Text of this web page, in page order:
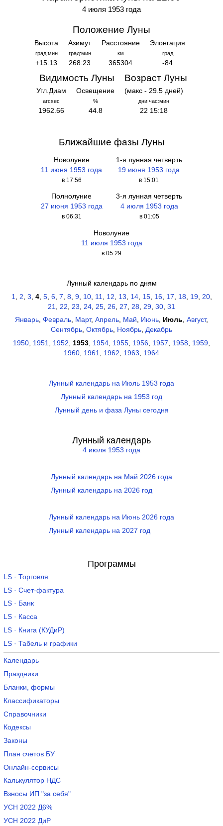
4 июля 1953 года
Положение Луны
Высота
град:мин
+15:13
Азимут
град:мин
268:23
Расстояние
км
365304
Элонгация
град
-84
Видимость Луны
Угл.Диам
arcsec
1962.66
Освещение
%
44.8
Возраст Луны
(макс - 29.5 дней)
дни час:мин
22 15:18
Ближайшие фазы Луны
Новолуние
11 июня 1953 года
в 17:56
1-я лунная четверть
19 июня 1953 года
в 15:01
Полнолуние
27 июня 1953 года
в 06:31
3-я лунная четверть
4 июля 1953 года
в 01:05
Новолуние
11 июля 1953 года
в 05:29
Лунный календарь по дням
1
2 3 4, 5, 6, 7 8 9, 10, 11 12 13 14, 15, 16, 17 18 19, 20,
21
22 23 24 25 26 27 28 29 30 31
Январь, Февраль, Март, Апрель, Май, Июнь, Июль, Август,
Сентябрь, Октябрь, Ноябрь, Декабрь
1950, 1951, 1952, 1953, 1954, 1955, 1956, 1957, 1958, 1959,
1960, 1961, 1962, 1963, 1964
Лунный календарь на Июль 1953 года
Лунный календарь на 1953 год
Лунный день и фаза Луны сегодня
Лунный календарь
4 июля 1953 года
Лунный календарь на Май 2026 года
Лунный календарь на 2026 год
Лунный календарь на Июнь 2026 года
Лунный календарь на 2027 год
Программы
LS · Торговля
LS · Счет-фактура
LS · Банк
LS · Касса
LS · Книга (КУДиР)
LS · Табель и графики
Календарь
Праздники
Бланки, формы
Классификаторы
Справочники
Кодексы
Законы
План счетов БУ
Онлайн-сервисы
Калькулятор НДС
Взносы ИП "за себя"
УСН 2022 Д6%
УСН 2022 ДиР